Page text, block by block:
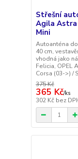
Střešní
Agila Astra
Mini
Autoanténa
40 cm,
vhodná jako
Felicia, OPEL
Corsa (03->) /
375 Kč
365 Kč/ks
302 Kč bez